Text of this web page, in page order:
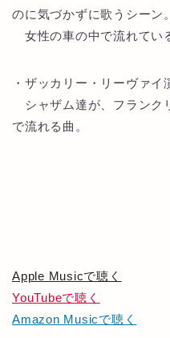
のに気づかずに歌うシーン。
女性の車の中で流れてい
・ザッカリー・リーヴァイ
シャザム達が、フランク
で流れる曲。
Apple Musicで聴く
YouTubeで聴く
Amazon Musicで聴く